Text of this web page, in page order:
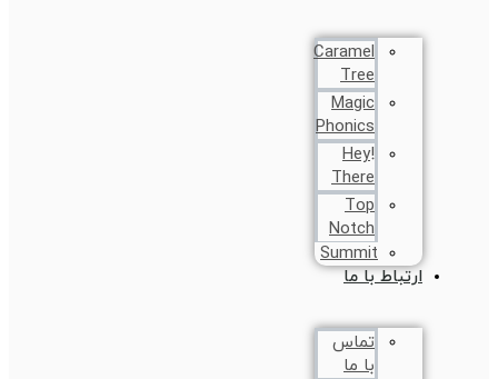
Caramel
Tree
Magic
Phonics
!Hey
There
Top
Notch
Summit
ارتباط با ما
تماس
با ما